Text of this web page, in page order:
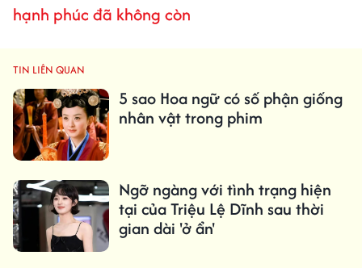
hạnh phúc đã không còn
TIN LIÊN QUAN
5 sao Hoa ngữ có số phận giống
nhân vật trong phim
Ngỡ ngàng với tình trạng hiện
tại của Triệu Lệ Dĩnh sau thời
gian dài 'ở ẩn'